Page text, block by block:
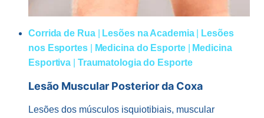
Corrida de Rua| Lesões na Academia|
Lesões
nos Esportes| Medicina do Esporte|
Medicina
Esportiva
Traumatologia do Esporte
Lesão Muscular Posterior da Coxa
Lesões dos músculos isquiotibiais, muscular